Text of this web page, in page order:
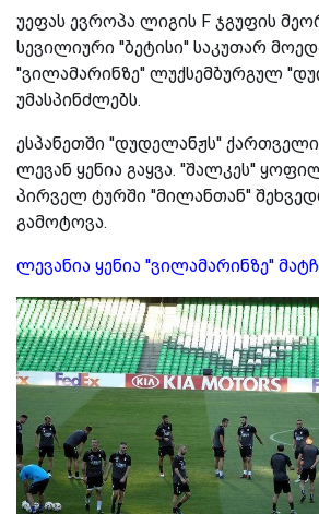
უეფას ევროპა ლიგის F ჯგუფის
სევილიური ''ბეტისი'' საკუთარ
''ვილამარინზე'' ლუქსემბურგულ
უმასპინძლებს.
ესპანეთში ''დუდელანჟს''
ლევან ყენია გაყვა. ''შალკეს''
პირველ ტურში ''მილანთან''
გამოტოვა.
ლევანია ყენია ''ვილამარინზე''